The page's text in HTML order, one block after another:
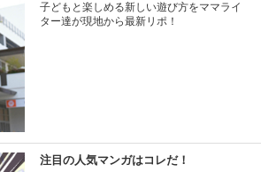
子どもと楽しめる新しい遊び方をママライ
ター達が現地から最新リポ！
注目の人気マンガはコレだ！